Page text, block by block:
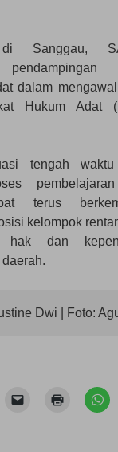
di Sanggau,
dalam
Hukum Adat
tengah
terus
kelompok
hak dan
Dwi | Foto:
K
l